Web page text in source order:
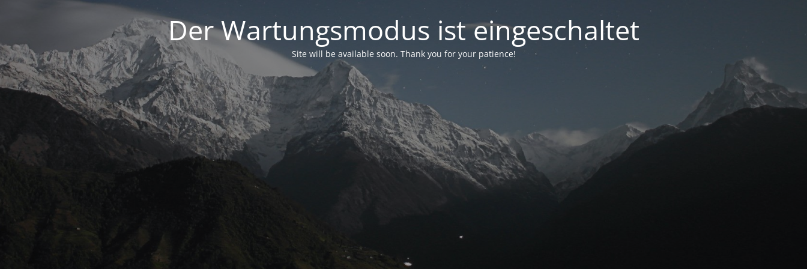
Der Wartungsmodus ist eingeschaltet
Site will be available soon. Thank you for your patience!